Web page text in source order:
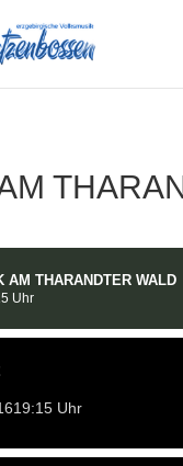
AM THARANDTER WALD
Uhr
19:15 Uhr